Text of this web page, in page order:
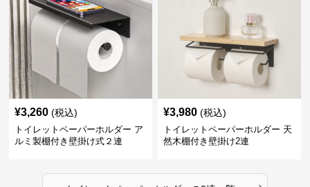
¥3,260 (税込)
トイレットペーパーホルダー ア
ルミ製棚付き壁掛け式２連
¥3,980 (税込)
トイレットペーパーホルダー 天
然木棚付き壁掛け2連